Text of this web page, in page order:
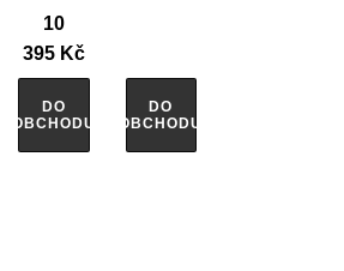
10
395 Kč
DO
OBCHODU
DO
OBCHODU